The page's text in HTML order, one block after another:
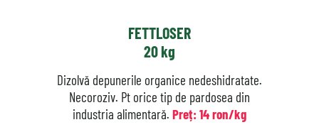
FETTLOSER
20 kg
Dizolvă depunerile organice nedeshidratate.
Necoroziv. Pt orice tip de pardosea din
industria alimentară. Preț: 14 ron/kg